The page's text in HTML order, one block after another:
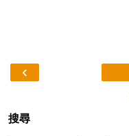
‹
搜尋